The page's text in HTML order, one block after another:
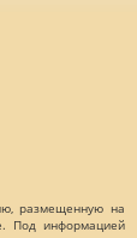
размещенную на
Под информацией